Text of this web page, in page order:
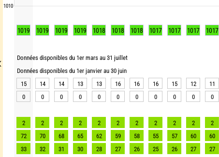
1010
1019 1019 1019 1019 1018 1018 1018 1017 1017 1017 1017
Données disponibles du 1er mars au 31 juillet
Données disponibles du 1er janvier au 30 juin
15
14 14 13 13 16 16 16 15 12 11
0
0 0 0 0 0 0 0 0 0 0
2 2 2 2 2 2 2 2 2 2 2
72
70 68 65 62 59 58 55 57 60 60
33
32 31 30 28 27 26 25 26 27 27